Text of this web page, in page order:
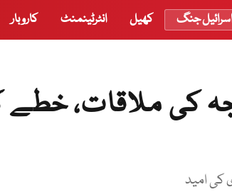
اسرائیل جنگ کھیل انٹرٹینمنٹ کاروبار
کی ملاقات،
کی امید